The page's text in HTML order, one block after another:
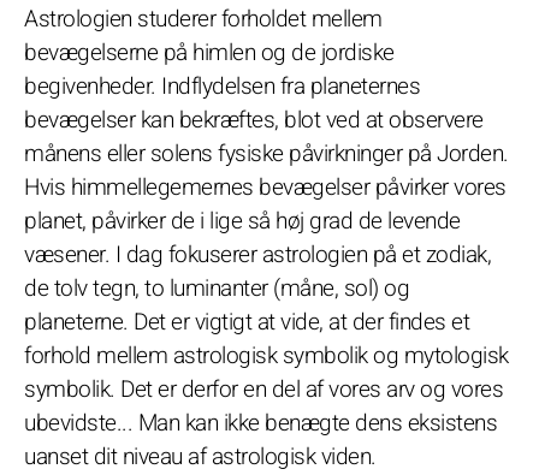
Astrologien studerer forholdet mellem
bevægelserne på himlen og de jordiske
begivenheder. Indflydelsen fra planeternes
bevægelser kan bekræftes, blot ved at observere
månens eller solens fysiske påvirkninger på Jorden.
Hvis himmellegemernes bevægelser påvirker vores
planet, påvirker de i lige så høj grad de levende
væsener. I dag fokuserer astrologien på et zodiak,
de tolv tegn, to luminanter (måne, sol) og
planeterne. Det er vigtigt at vide, at der findes et
forhold mellem astrologisk symbolik og mytologisk
symbolik. Det er derfor en del af vores arv og vores
ubevidste... Man kan ikke benægte dens eksistens
uanset dit niveau af astrologisk viden.